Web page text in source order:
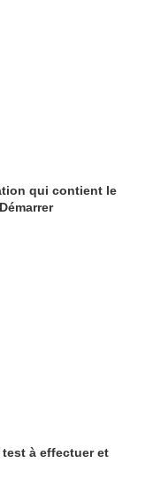
qui contient le
à effectuer et